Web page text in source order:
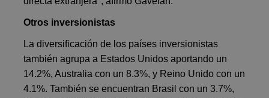
Otros inversionistas
La diversificación de los países inversionistas
también agrupa a Estados Unidos aportando un
14.2%, Australia con un 8.3%, y Reino Unido con un
4.1%. También se encuentran Brasil con un 3.7%,